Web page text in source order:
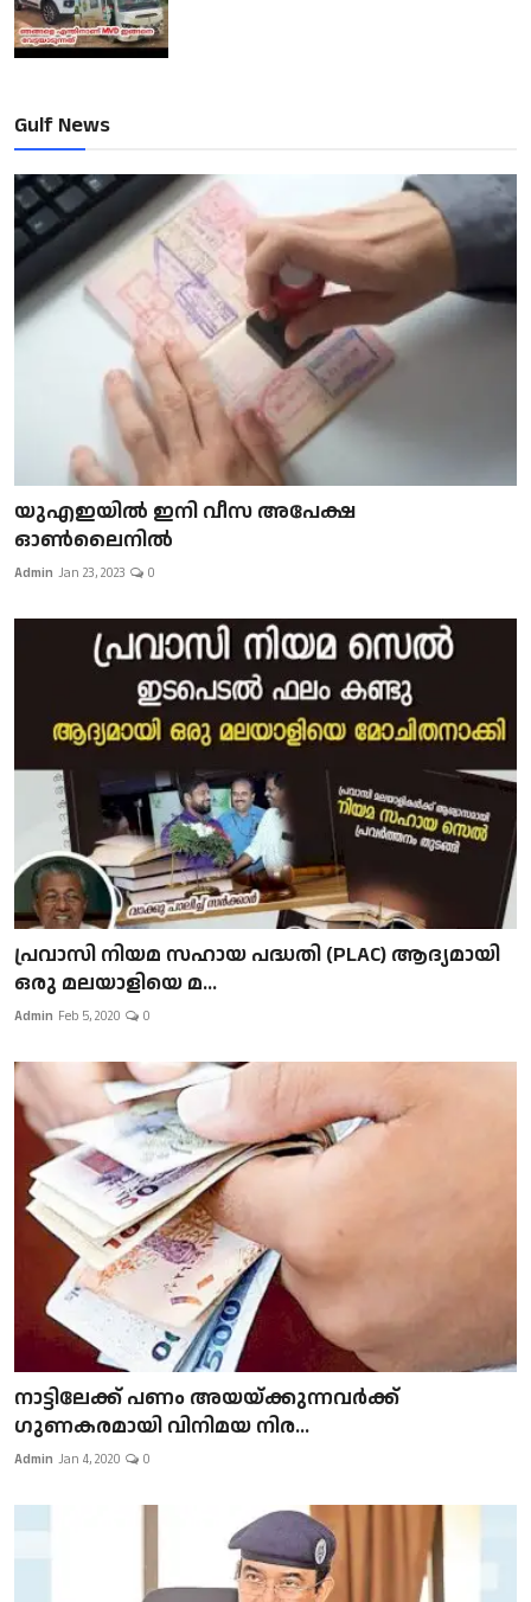
Gulf News
യുഎഇയിൽ ഇനി വീസ അപേക്ഷ
ഓൺലൈനിൽ
Admin Jan 23, 2023 0
പ്രവാസി നിയമ സഹായ പദ്ധതി (PLAC) ആദ്യമായി
ഒരു മലയാളിയെ മ...
Admin Feb 5, 2020 0
നാട്ടിലേക്ക് പണം അയയ്ക്കുന്നവർക്ക്
ഗുണകരമായി വിനിമയ നിര...
Admin Jan 4, 2020 0